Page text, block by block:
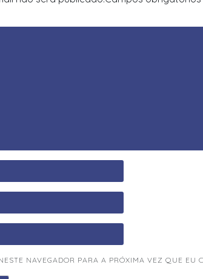
NAVEGADOR PARA A PRÓXIMA VEZ QUE EU